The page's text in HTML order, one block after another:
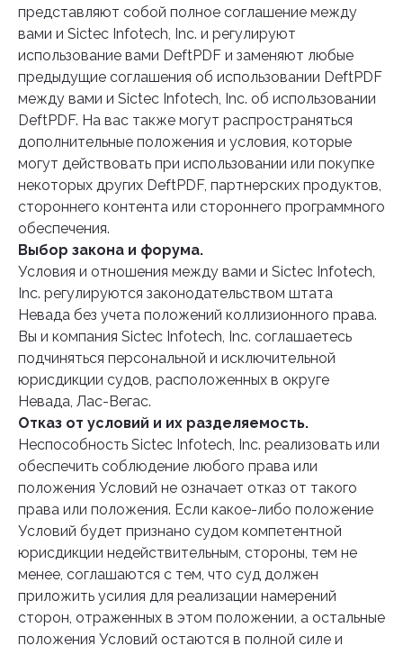
представляют собой полное соглашение между
вами и Sictec Infotech, Inc. и регулируют
использование вами DeftPDF и заменяют любые
предыдущие соглашения об использовании DeftPDF
между вами и Sictec Infotech, Inc. об использовании
DeftPDF. На вас также могут распространяться
дополнительные положения и условия, которые
могут действовать при использовании или покупке
некоторых других DeftPDF, партнерских продуктов,
стороннего контента или стороннего программного
обеспечения.
Выбор закона и форума.
Условия и отношения между вами и Sictec Infotech,
Inc. регулируются законодательством штата
Невада без учета положений коллизионного права.
Вы и компания Sictec Infotech, Inc. соглашаетесь
подчиняться персональной и исключительной
юрисдикции судов, расположенных в округе
Невада, Лас-Вегас.
Отказ от условий и их разделяемость.
Неспособность Sictec Infotech, Inc. реализовать или
обеспечить соблюдение любого права или
положения Условий не означает отказ от такого
права или положения. Если какое-либо положение
Условий будет признано судом компетентной
юрисдикции недействительным, стороны, тем не
менее, соглашаются с тем, что суд должен
приложить усилия для реализации намерений
сторон, отраженных в этом положении, а остальные
положения Условий остаются в полной силе и